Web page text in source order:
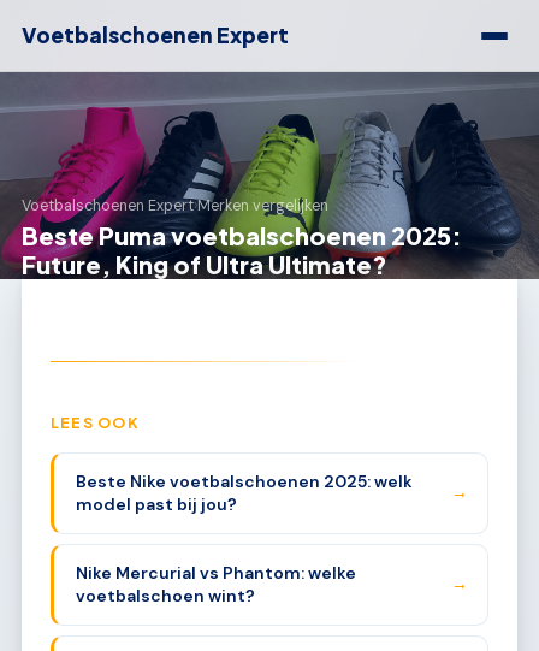
Voetbalschoenen Expert
Voetbalschoenen Expert›Merken vergelijken
Beste Puma voetbalschoenen 2025:
Future, King of Ultra Ultimate?
LEES OOK
Beste Nike voetbalschoenen 2025: welk
model past bij jou?
→
Nike Mercurial vs Phantom: welke
voetbalschoen wint?
→